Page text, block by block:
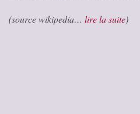
(source wikipedia… lire la suite)